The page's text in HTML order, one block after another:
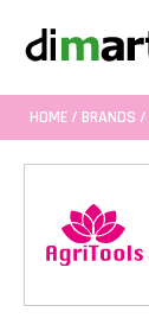
HOME/ BRANDS /